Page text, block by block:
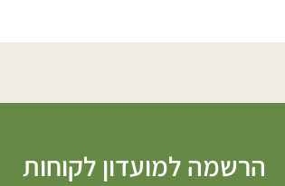
הרשמה למועדון לקוחות